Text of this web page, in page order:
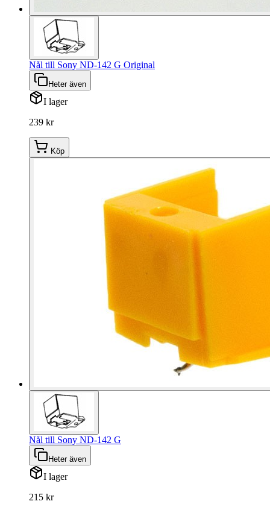
Nål till Sony ND-142 G Original
Heter även
I lager
239 kr
Köp
Nål till Sony ND-142 G
Heter även
I lager
215 kr